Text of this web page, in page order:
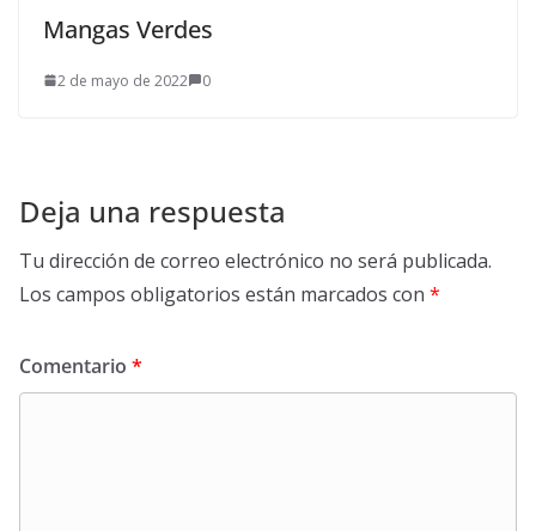
Mangas Verdes
2 de mayo de 2022 0
Deja una respuesta
Tu dirección de correo electrónico no será publicada.
Los campos obligatorios están marcados con *
Comentario *